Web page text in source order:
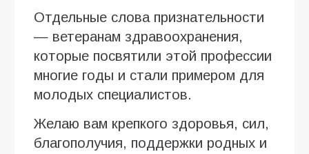
Отдельные слова признательности
— ветеранам здравоохранения,
которые посвятили этой профессии
многие годы и стали примером для
молодых специалистов.
Желаю вам крепкого здоровья, сил,
благополучия, поддержки родных и